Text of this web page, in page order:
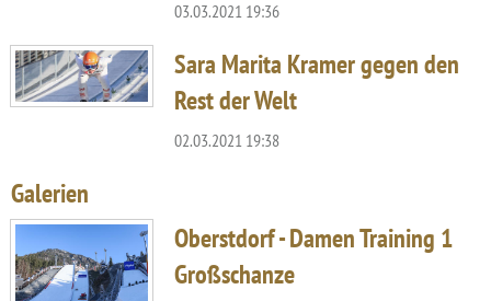
03.03.2021 19:36
Sara Marita Kramer gegen den
Rest der Welt
02.03.2021 19:38
Galerien
Oberstdorf - Damen Training 1
Großschanze